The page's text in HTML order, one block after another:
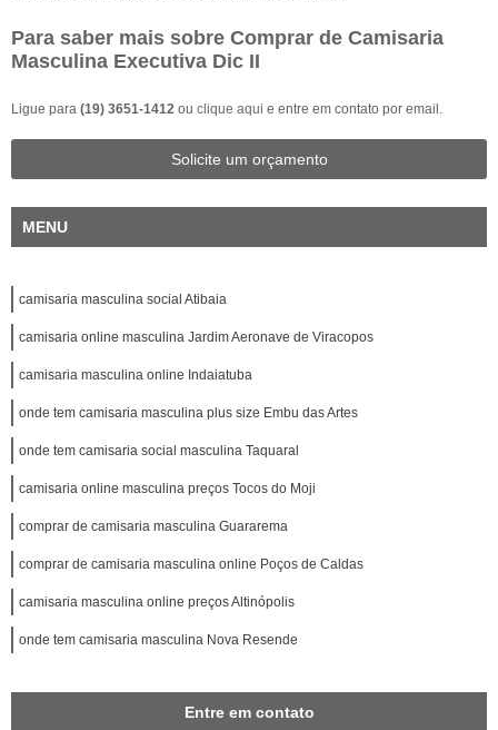
Para saber mais sobre Comprar de Camisaria
Masculina Executiva Dic II
Ligue para (19) 3651-1412 ou clique aqui e entre em contato por email.
Solicite um orçamento
MENU
camisaria masculina social Atibaia
camisaria online masculina Jardim Aeronave de Viracopos
camisaria masculina online Indaiatuba
onde tem camisaria masculina plus size Embu das Artes
onde tem camisaria social masculina Taquaral
camisaria online masculina preços Tocos do Moji
comprar de camisaria masculina Guararema
comprar de camisaria masculina online Poços de Caldas
camisaria masculina online preços Altinópolis
onde tem camisaria masculina Nova Resende
Entre em contato